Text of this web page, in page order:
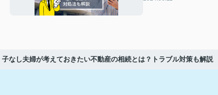
子なし夫婦が考えておきたい不動産の相続とは？トラブル対策も解説